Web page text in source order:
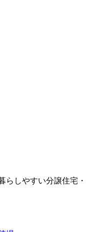
らしやすい分譲住宅・